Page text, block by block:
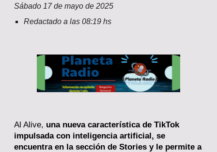
Sábado 17de mayo de 2025
Redactado a las08:19 hs
Al Alive, una nueva característica de TikTok
impulsada con inteligencia artificial, se
encuentra en la sección de Stories y le permite a